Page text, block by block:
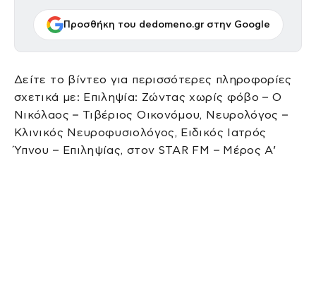
Προσθήκη του dedomeno.gr στην Google
Δείτε το βίντεο για περισσότερες πληροφορίες
σχετικά με: Επιληψία: Ζώντας χωρίς φόβο – Ο
Νικόλαος – Τιβέριος Οικονόμου, Νευρολόγος –
Κλινικός Νευροφυσιολόγος, Ειδικός Ιατρός
Ύπνου – Επιληψίας, στον STAR FM – Μέρος Α’